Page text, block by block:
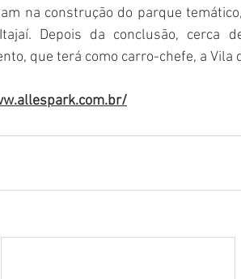
na construção do parque
Depois da conclusão, cerca
que terá como carro-chefe, a Vila